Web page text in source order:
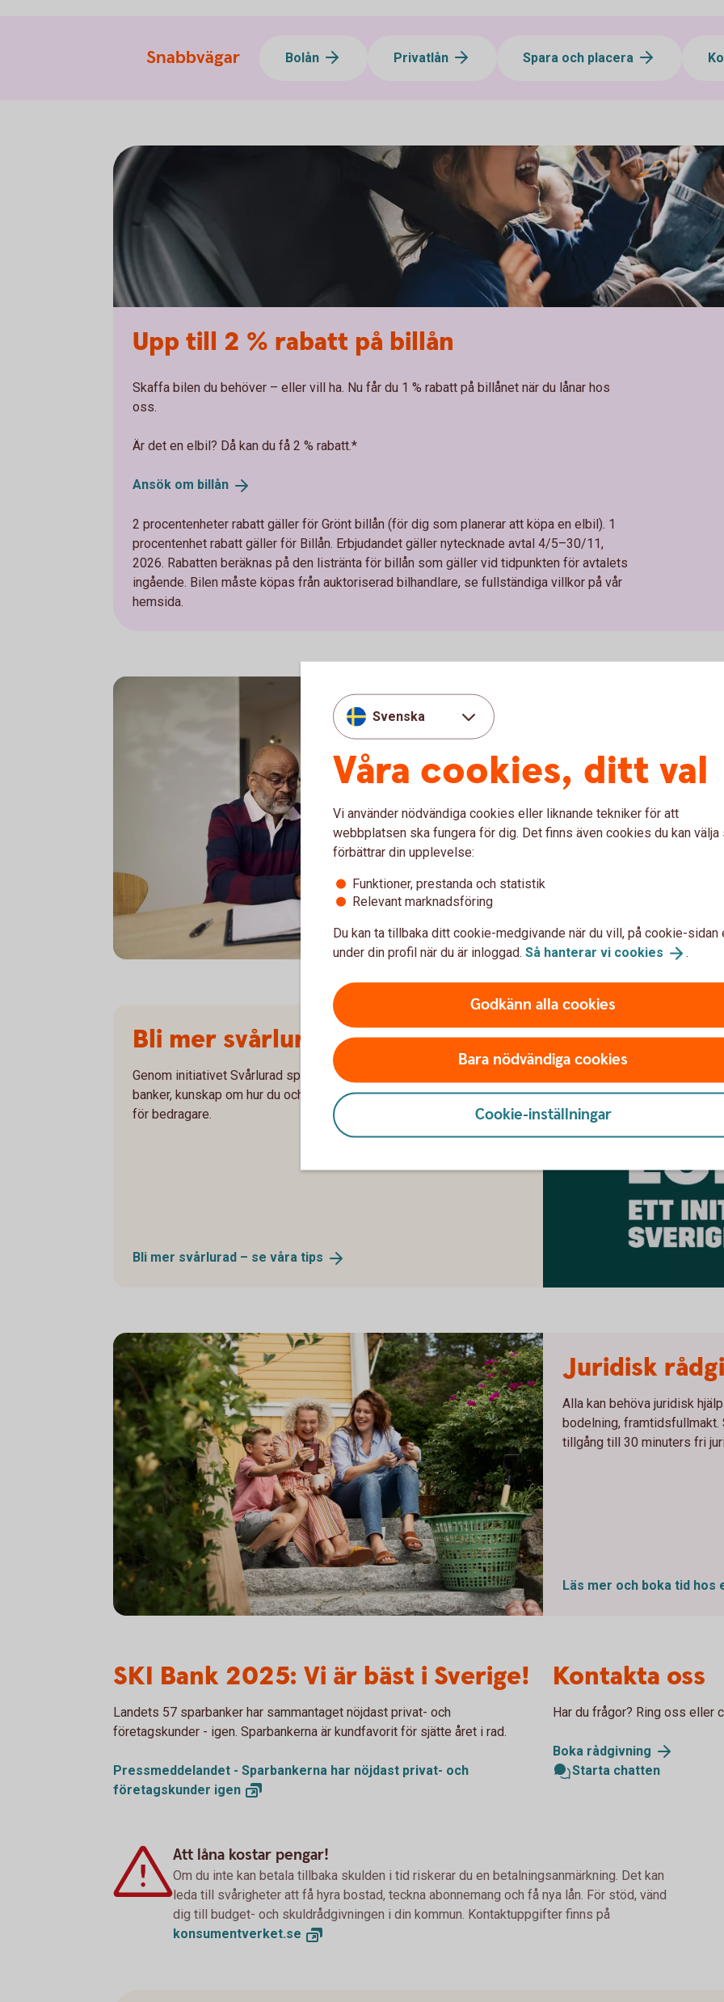
Snabbvägar Bolån Privatlån Spara och placera
Upp till 2 % rabatt på billån
Skaffa bilen du behöver – eller vill ha. Nu får du 1 % rabatt på billånet när du lånar hos
oss.
Är det en elbil? Då kan du få 2 % rabatt.*
Ansök om billån
2 procentenheter rabatt gäller för Grönt billån (för dig som planerar att köpa en elbil). 1
procentenhet rabatt gäller för Billån. Erbjudandet gäller nytecknade avtal 4/5–30/11,
2026. Rabatten beräknas på den listränta för billån som gäller vid tidpunkten för avtalets
ingående. Bilen måste köpas från auktoriserad bilhandlare, se fullständiga villkor på vår
hemsida.
Höga elpriser kan sätta
energiförbrukningen och
bostad - gör en energikoll.
Minska din
Bli mer svårlurad
Genom initiativet Svårlurad sprider vi, tillsammans med Sveriges
banker, kunskap om hur du och dina närstående kan göra det svårare
för bedragare.
Bli mer svårlurad – se våra tips
Juridisk
Alla kan behöva juridisk
bodelning, framtidsfullmakt.
tillgång till 30 minuters fri
Läs mer och boka tid hos
SKI Bank 2025: Vi är bäst i Sverige!
Landets 57 sparbanker har sammantaget nöjdast privat- och
företagskunder - igen. Sparbankerna är kundfavorit för sjätte året i rad.
Pressmeddelandet - Sparbankerna har nöjdast privat- och
företagskunder igen
Kontakta oss
Har du frågor? Ring oss eller
Boka rådgivning
Starta chatten
Att låna kostar pengar!
Om du inte kan betala tillbaka skulden i tid riskerar du en betalningsanmärkning. Det kan
leda till svårigheter att få hyra bostad, teckna abonnemang och få nya lån. För stöd, vänd
dig till budget- och skuldrådgivningen i din kommun. Kontaktuppgifter finns på
konsumentverket.se
Svenska
Våra cookies, ditt val
Vi använder nödvändiga cookies eller liknande tekniker för att
webbplatsen ska fungera för dig. Det finns även cookies du kan välja
förbättrar din upplevelse:
Funktioner, prestanda och statistik
Relevant marknadsföring
Du kan ta tillbaka ditt cookie-medgivande när du vill, på cookie-sidan
under din profil när du är inloggad. Så hanterar vi cookies .
Godkänn alla cookies
Bara nödvändiga cookies
Cookie-inställningar